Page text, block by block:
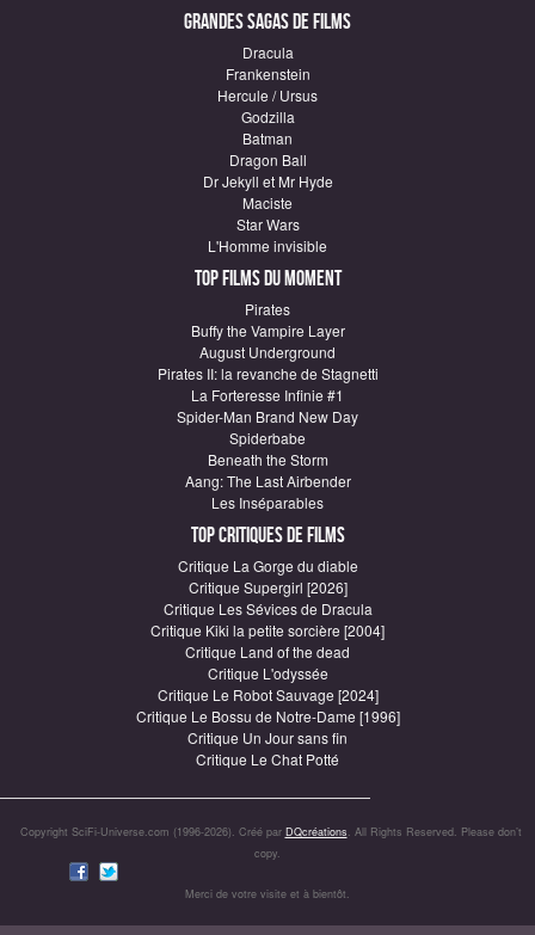
Grandes sagas de Films
Dracula
Frankenstein
Hercule / Ursus
Godzilla
Batman
Dragon Ball
Dr Jekyll et Mr Hyde
Maciste
Star Wars
L'Homme invisible
Top Films du moment
Pirates
Buffy the Vampire Layer
August Underground
Pirates II: la revanche de Stagnetti
La Forteresse Infinie #1
Spider-Man Brand New Day
Spiderbabe
Beneath the Storm
Aang: The Last Airbender
Les Inséparables
Top critiques de Films
Critique La Gorge du diable
Critique Supergirl [2026]
Critique Les Sévices de Dracula
Critique Kiki la petite sorcière [2004]
Critique Land of the dead
Critique L'odyssée
Critique Le Robot Sauvage [2024]
Critique Le Bossu de Notre-Dame [1996]
Critique Un Jour sans fin
Critique Le Chat Potté
Copyright SciFi-Universe.com (1996-2026). Créé par DQcréations. All Rights Reserved. Please don’t
copy.
Merci de votre visite et à bientôt.